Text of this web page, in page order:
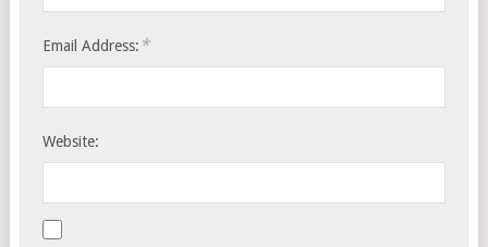
Email Address: *
Website: